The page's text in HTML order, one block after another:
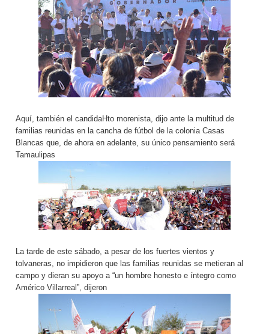
Aquí, también el candidaHto morenista, dijo ante la multitud de
familias reunidas en la cancha de fútbol de la colonia Casas
Blancas que, de ahora en adelante, su único pensamiento será
Tamaulipas
La tarde de este sábado, a pesar de los fuertes vientos y
tolvaneras, no impidieron que las familias reunidas se metieran al
campo y dieran su apoyo a “un hombre honesto e íntegro como
Américo Villarreal”, dijeron